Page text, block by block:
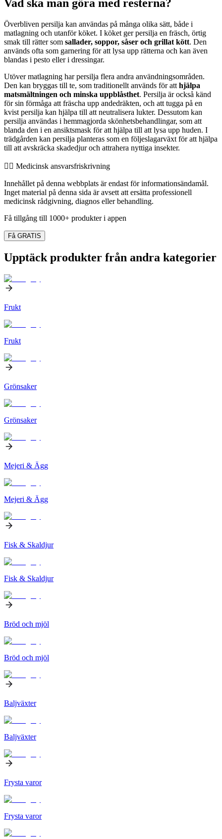
Vad ska man göra med resterna?
Överbliven persilja kan användas på många olika sätt, både i
matlagning och utanför köket. I köket ger persilja en fräsch, örtig
smak till rätter som sallader, soppor, såser och grillat kött. Den
används ofta som garnering för att lysa upp rätterna och kan även
blandas i pesto eller i dressingar.
Utöver matlagning har persilja flera andra användningsområden.
Den kan bryggas till te, som traditionellt används för att hjälpa
matsmältningen och minska uppblåsthet. Persilja är också känd
för sin förmåga att fräscha upp andedräkten, och att tugga på en
kvist persilja kan hjälpa till att neutralisera lukter. Dessutom kan
persilja användas i hemmagjorda skönhetsbehandlingar, som att
blanda den i en ansiktsmask för att hjälpa till att lysa upp huden. I
trädgården kan persilja planteras som en följeslagarväxt för att hjälpa
till att avskräcka skadedjur och attrahera nyttiga insekter.
👨‍⚕️️ Medicinsk ansvarsfriskrivning
Innehållet på denna webbplats är endast för informationsändamål.
Inget material på denna sida är avsett att ersätta professionell
medicinsk rådgivning, diagnos eller behandling.
Få tillgång till 1000+ produkter i appen
Få GRATIS
Upptäck produkter från andra kategorier
Frukt
Frukt
Grönsaker
Grönsaker
Mejeri & Ägg
Mejeri & Ägg
Fisk & Skaldjur
Fisk & Skaldjur
Bröd och mjöl
Bröd och mjöl
Baljväxter
Baljväxter
Frysta varor
Frysta varor